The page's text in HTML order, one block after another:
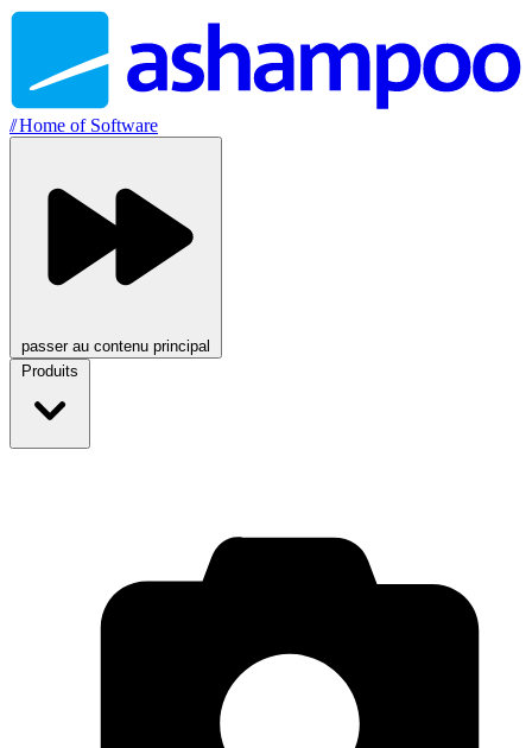
//Home of Software
passer au contenu principal
Produits